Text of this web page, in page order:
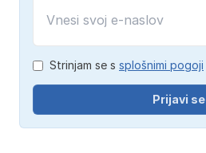
Strinjam se s splošnimi pogoji
Prijavi se